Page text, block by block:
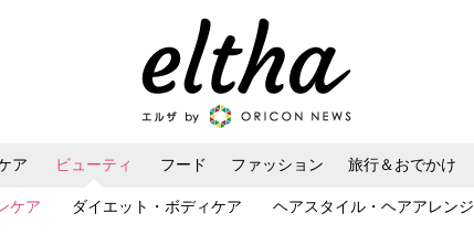
ア ビューティ
ケア ダイエット・ボディケア ヘアスタイル・ヘアアレンジ
フード ファッション 旅行＆おでかけ